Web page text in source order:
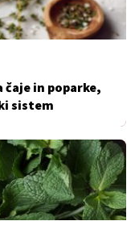
čaje in poparke,
sistem